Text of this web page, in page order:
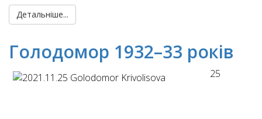
Детальніше...
Голодомор 1932–33 років
25